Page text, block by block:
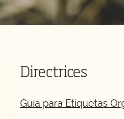
Directrices
Guía para Etiquetas